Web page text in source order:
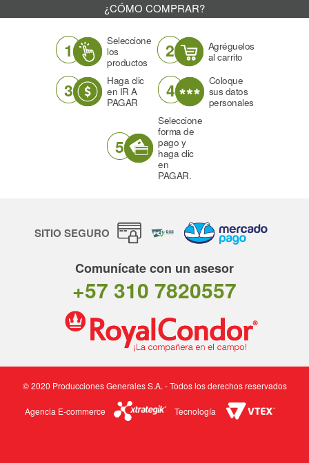
¿CÓMO COMPRAR?
1
Seleccione
los
productos
2
Agréguelos
al carrito
3
Haga clic
en IR A
PAGAR
4
Coloque
sus datos
personales
5
Seleccione
forma de
pago y
haga clic
en
PAGAR.
SITIO SEGURO
Comunícate con un asesor
+57 310 7820557
© 2020 Producciones Generales S.A. - Todos los derechos reservados
Agencia E-commerce Tecnología